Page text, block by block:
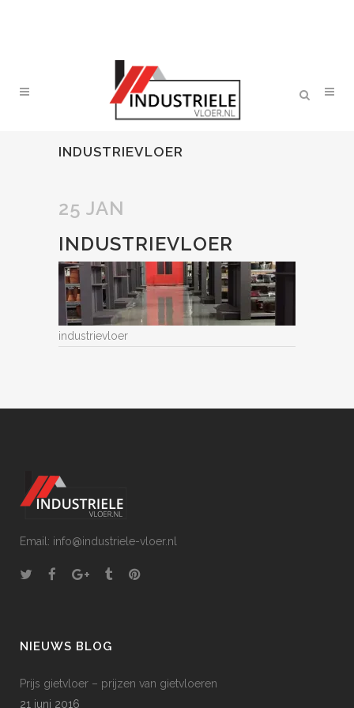
INDUSTRIEVLOER
25 JAN
INDUSTRIEVLOER
industrievloer
Email: info@industriele-vloer.nl
NIEUWS BLOG
Prijs gietvloer – prijzen van gietvloeren
21 juni 2016